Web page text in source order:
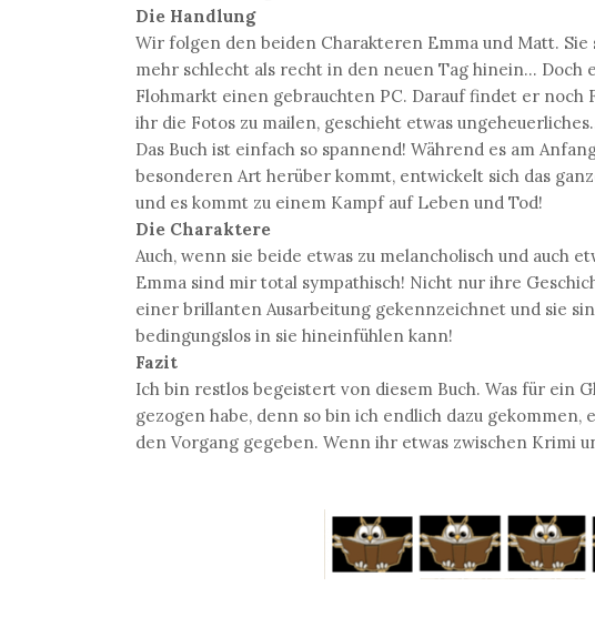
Die Handlung
Wir folgen den beiden Charakteren Emma und Matt.
mehr schlecht als recht in den neuen Tag hinein... Doch
Flohmarkt einen gebrauchten PC. Darauf findet er noch
ihr die Fotos zu mailen, geschieht etwas
Das Buch ist einfach so spannend! Während es am
besonderen Art herüber kommt, entwickelt sich das
und es kommt zu einem Kampf auf Leben und Tod!
Die Charaktere
Auch, wenn sie beide etwas zu melancholisch und auch
Emma sind mir total sympathisch! Nicht nur ihre
einer brillanten Ausarbeitung gekennzeichnet und sie
bedingungslos in sie hineinfühlen kann!
Fazit
Ich bin restlos begeistert von diesem Buch. Was für ein
gezogen habe, denn so bin ich endlich dazu gekommen,
den Vorgang gegeben. Wenn ihr etwas zwischen Krimi